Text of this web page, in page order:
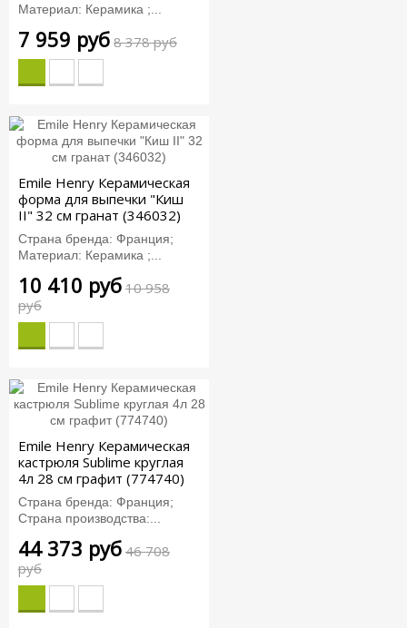
Материал: Керамика ;...
7 959 руб 8 378 руб
Emile Henry Керамическая
форма для выпечки "Киш
II" 32 см гранат (346032)
Страна бренда: Франция;
Материал: Керамика ;...
10 410 руб 10 958
руб
Emile Henry Керамическая
кастрюля Sublime круглая
4л 28 см графит (774740)
Страна бренда: Франция;
Страна производства:...
44 373 руб 46 708
руб